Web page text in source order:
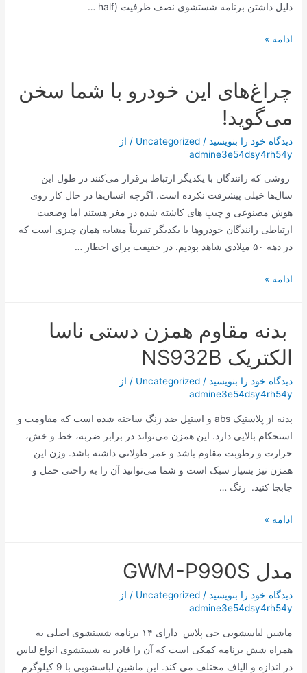
دلیل داشتن برنامه شستشوی نصف ظرفیت (half …
ماشین
پلاس
نفره
مدل
GDW-
N4663
ادامه »
چراغ‌های این خودرو با شما سخن
می‌گوید!
دیدگاه‌ خود را بنویسید /
Uncategorized / از
admine3e54dsy4rh54y
روشی که رانندگان با یکدیگر ارتباط برقرار می‌کنند در طول این
سال‌ها خیلی پیشرفت نکرده است. اگرچه انسان‌ها در حال کار روی
هوش مصنوعی و چیپ های کاشته شده در مغز هستند اما وضعیت
ارتباطی رانندگان خودروها با یکدیگر تقریباً مشابه همان چیزی است که
در دهه ۵۰ میلادی شاهد بودیم. در حقیقت برای اخطار …
چراغ‌های
شما
سخن
می‌گوید!
ادامه »
بدنه مقاوم همزن دستی ناسا
الکتریک NS932B
دیدگاه‌ خود را بنویسید /
Uncategorized / از
admine3e54dsy4rh54y
بدنه از پلاستیک abs و استیل ضد زنگ ساخته شده است که مقاومت و
استحکام بالایی دارد. این همزن می‌تواند در برابر ضربه، خط و خش،
حرارت و رطوبت مقاوم باشد و عمر طولانی داشته باشد. وزن این
همزن نیز بسیار سبک است و شما می‌توانید آن را به راحتی حمل و
جابجا کنید. رنگ …
بدنه
دستی
ناسا
الکتریک
ادامه »
مدل GWM-P990S
دیدگاه‌ خود را بنویسید /
Uncategorized / از
admine3e54dsy4rh54y
ماشین لباسشویی جی پلاس دارای ۱۴ برنامه شستشوی اصلی به
همراه شش برنامه کمکی است که آن را قادر به شستشوی انواع لباس
در اندازه و الیاف مختلف می کند. این ماشین لباسشویی با 9 کیلوگرم